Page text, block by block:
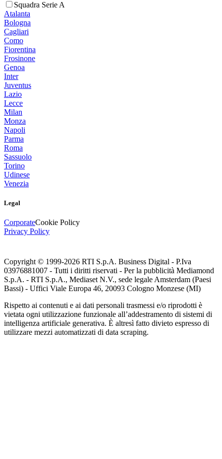
Squadra Serie A
Atalanta
Bologna
Cagliari
Como
Fiorentina
Frosinone
Genoa
Inter
Juventus
Lazio
Lecce
Milan
Monza
Napoli
Parma
Roma
Sassuolo
Torino
Udinese
Venezia
Legal
CorporateCookie Policy
Privacy Policy
Copyright © 1999-2026 RTI S.p.A. Business Digital - P.Iva
03976881007 - Tutti i diritti riservati - Per la pubblicità Mediamond
S.p.A. - RTI S.p.A., Mediaset N.V., sede legale Amsterdam (Paesi
Bassi) - Uffici Viale Europa 46, 20093 Cologno Monzese (MI)
Rispetto ai contenuti e ai dati personali trasmessi e/o riprodotti è
vietata ogni utilizzazione funzionale all’addestramento di sistemi di
intelligenza artificiale generativa. È altresì fatto divieto espresso di
utilizzare mezzi automatizzati di data scraping.